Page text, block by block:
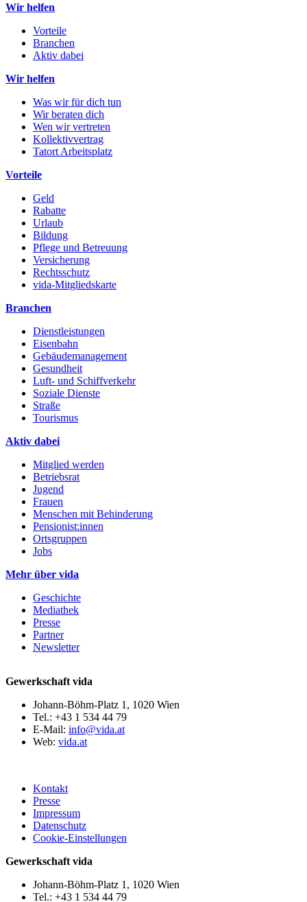
Wir helfen
Vorteile
Branchen
Aktiv dabei
Wir helfen
Was wir für dich tun
Wir beraten dich
Wen wir vertreten
Kollektivvertrag
Tatort Arbeitsplatz
Vorteile
Geld
Rabatte
Urlaub
Bildung
Pflege und Betreuung
Versicherung
Rechtsschutz
vida-Mitgliedskarte
Branchen
Dienstleistungen
Eisenbahn
Gebäudemanagement
Gesundheit
Luft- und Schiffverkehr
Soziale Dienste
Straße
Tourismus
Aktiv dabei
Mitglied werden
Betriebsrat
Jugend
Frauen
Menschen mit Behinderung
Pensionist:innen
Ortsgruppen
Jobs
Mehr über vida
Geschichte
Mediathek
Presse
Partner
Newsletter
Gewerkschaft vida
Johann-Böhm-Platz 1, 1020 Wien
Tel.: +43 1 534 44 79
E-Mail: info@vida.at
Web: vida.at
Kontakt
Presse
Impressum
Datenschutz
Cookie-Einstellungen
Gewerkschaft vida
Johann-Böhm-Platz 1, 1020 Wien
Tel.: +43 1 534 44 79